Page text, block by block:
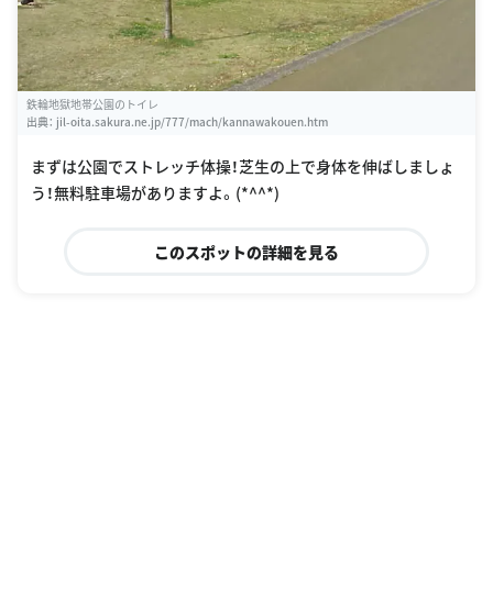
鉄輪地獄地帯公園のトイレ
出典： jil-oita.sakura.ne.jp/777/mach/kannawakouen.htm
まずは公園でストレッチ体操！芝生の上で身体を伸ばしましょ
う！無料駐車場がありますよ。(*^^*)
このスポットの詳細を見る